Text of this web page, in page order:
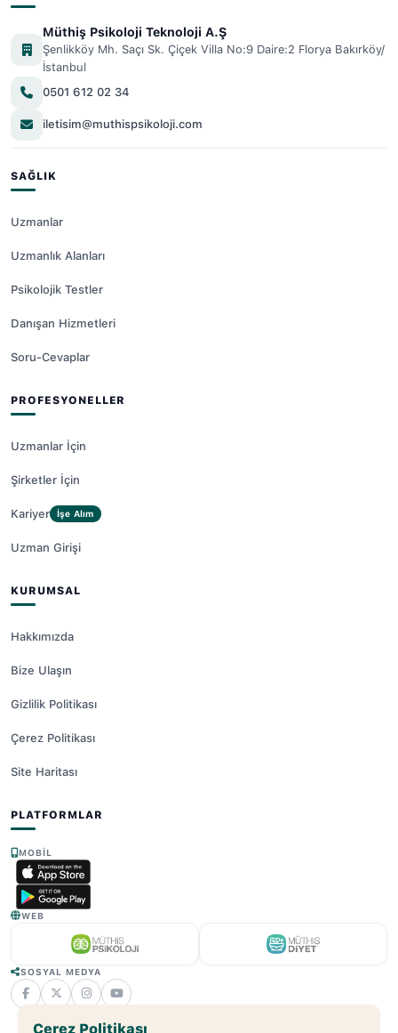
Müthiş Psikoloji Teknoloji A.Ş
Şenlikköy Mh. Saçı Sk. Çiçek Villa No:9 Daire:2 Florya Bakırköy/
İstanbul
0501 612 02 34
iletisim@muthispsikoloji.com
SAĞLIK
Uzmanlar
Uzmanlık Alanları
Psikolojik Testler
Danışan Hizmetleri
Soru-Cevaplar
PROFESYONELLER
Uzmanlar İçin
Şirketler İçin
Kariyer İşe Alım
Uzman Girişi
KURUMSAL
Hakkımızda
Bize Ulaşın
Gizlilik Politikası
Çerez Politikası
Site Haritası
PLATFORMLAR
MOBIL
WEB
SOSYAL MEDYA
Çerez Politikası